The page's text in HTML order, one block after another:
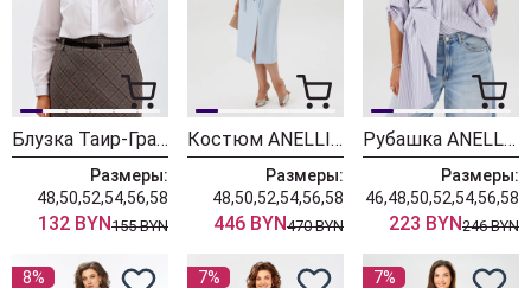
Блузка Таир-Гранд 62422 белый
Размеры:
48,50,52,54,56,58
132 BYN155 BYN
Костюм ANELLI LAUREL 1899 голубые прелести
Размеры:
48,50,52,54,56,58
446 BYN470 BYN
Рубашка ANELLI LAUREL 1862 лаванда бант
Размеры:
46,48,50,52,54,56,58
223 BYN246 BYN
8% 7% 7%